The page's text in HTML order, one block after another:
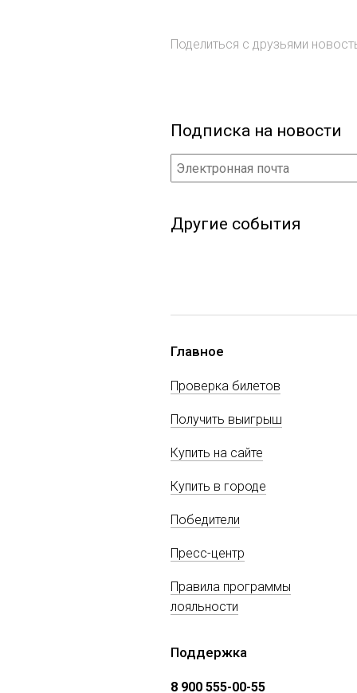
Поделиться с друзьями
Подписка на новости
Другие события
Главное
Проверка билетов
Получить выигрыш
Купить на сайте
Купить в городе
Победители
Пресс-центр
Правила программы
лояльности
Поддержка
8 900 555-00-55